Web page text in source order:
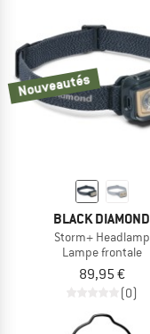
Nouveautés
BLACK DIAMOND
Storm+ Headlamp
Lampe frontale
89,95 €
(0)